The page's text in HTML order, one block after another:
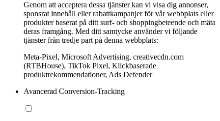
Genom att acceptera dessa tjänster kan vi visa dig annonser,
sponsrat innehåll eller rabattkampanjer för vår webbplats eller
produkter baserat på ditt surf- och shoppingbeteende och mäta
deras framgång. Med ditt samtycke använder vi följande
tjänster från tredje part på denna webbplats:
Meta-Pixel, Microsoft Advertising, creativecdn.com
(RTBHouse), TikTok Pixel, Klickbaserade
produktrekommendationer, Ads Defender
Avancerad Conversion-Tracking